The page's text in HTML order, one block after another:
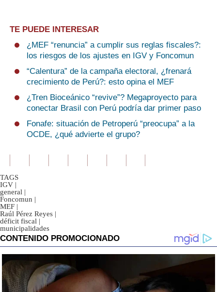
TE PUEDE INTERESAR
¿MEF “renuncia” a cumplir sus reglas fiscales?:
los riesgos de los ajustes en IGV y Foncomun
“Calentura” de la campaña electoral, ¿frenará
crecimiento de Perú?: esto opina el MEF
¿Tren Bioceánico “revive”? Megaproyecto para
conectar Brasil con Perú podría dar primer paso
Fonafe: situación de Petroperú “preocupa” a la
OCDE, ¿qué advierte el grupo?
TAGS
IGV |
general |
Foncomun |
MEF |
Raúl Pérez Reyes |
déficit fiscal |
municipalidades